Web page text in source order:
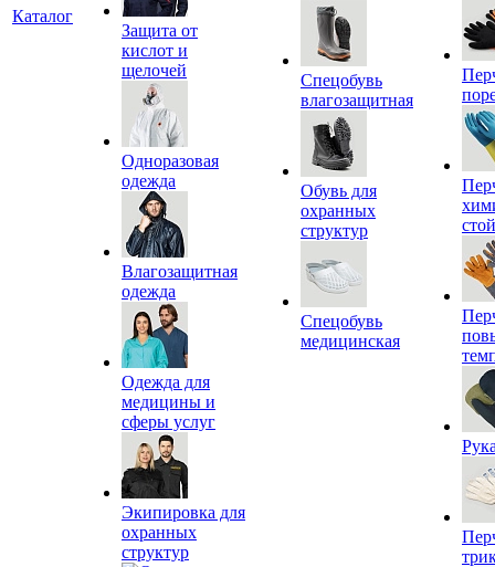
Каталог
Защита от
кислот и
щелочей
Одноразовая
одежда
Влагозащитная
одежда
Одежда для
медицины и
сферы услуг
Экипировка для
охранных
структур
Спецобувь
влагозащитная
Обувь для
охранных
структур
Спецобувь
медицинская